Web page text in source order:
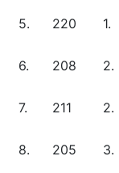
5. 220 1.
6. 208 2.
7. 211 2.
8. 205 3.